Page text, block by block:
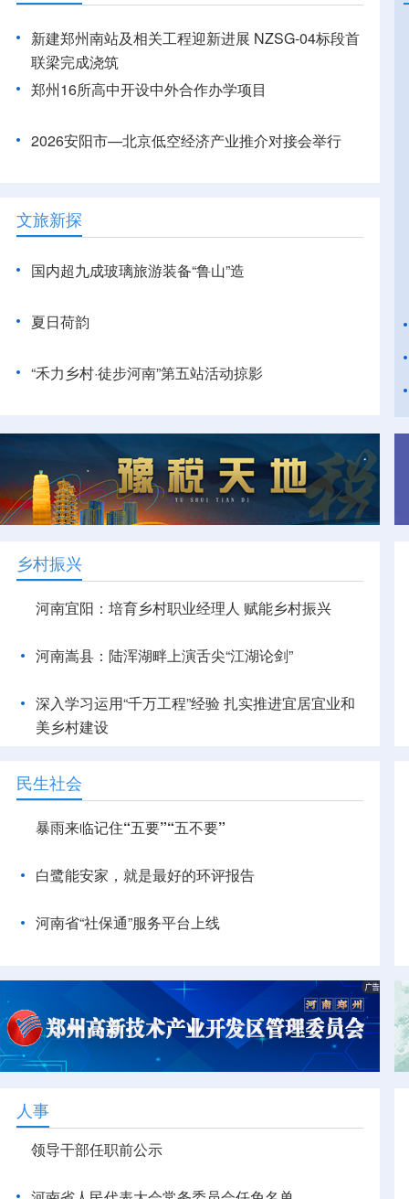
新建郑州南站及相关工程迎新进展 NZSG-04标段首
联梁完成浇筑
郑州16所高中开设中外合作办学项目
2026安阳市—北京低空经济产业推介对接会举行
文旅新探
国内超九成玻璃旅游装备“鲁山”造
夏日荷韵
“禾力乡村·徒步河南”第五站活动掠影
乡村振兴
河南宜阳：培育乡村职业经理人 赋能乡村振兴
河南嵩县：陆浑湖畔上演舌尖“江湖论剑”
深入学习运用“千万工程”经验 扎实推进宜居宜业和
美乡村建设
民生社会
暴雨来临记住“五要”“五不要”
白鹭能安家，就是最好的环评报告
河南省“社保通”服务平台上线
人事
领导干部任职前公示